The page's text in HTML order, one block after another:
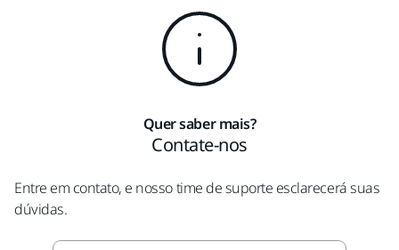
Quer saber mais?
Contate-nos
Entre em contato, e nosso time de suporte esclarecerá suas
dúvidas.